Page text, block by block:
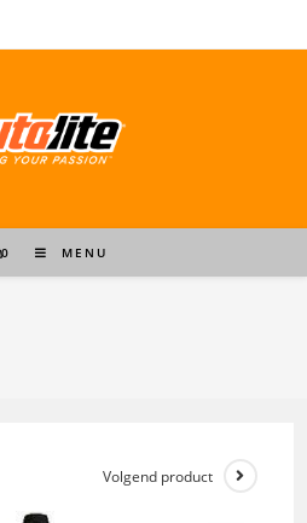
0 MENU
Volgend product